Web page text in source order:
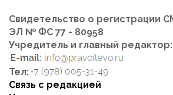
Свидетельство о регистрации
ЭЛ № ФС 77 - 80958
Учредитель и главный редактор:
Тел:
Связь с редакцией